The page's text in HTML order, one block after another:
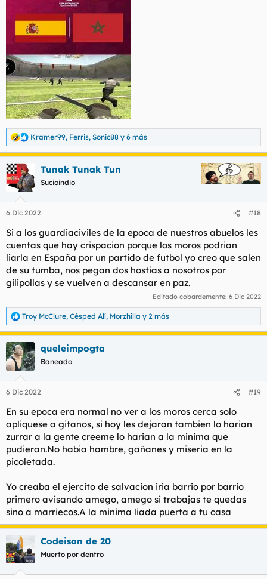
R
e
a
c
c
i
e
s
:
Kramer99, Ferris, Sonic88 y 6 más
Tunak Tunak Tun
Sucioindio
6 Dic 2022 #18
Si a los guardiaciviles de la epoca de nuestros abuelos les
cuentas que hay crispacion porque los moros podrian
liarla en España por un partido de futbol yo creo que salen
de su tumba, nos pegan dos hostias a nosotros por
gilipollas y se vuelven a descansar en paz.
Editado cobardemente: 6 Dic 2022
R
e
a
c
c
i
e
:
Troy McClure, Césped Alí, Morzhilla y 2 más
queleimpogta
Baneado
6 Dic 2022 #19
En su epoca era normal no ver a los moros cerca solo
apliquese a gitanos, si hoy les dejaran tambien lo harian
zurrar a la gente creeme lo harian a la minima que
pudieran.No habia hambre, gañanes y miseria en la
picoletada.
Yo creaba el ejercito de salvacion iria barrio por barrio
primero avisando amego, amego si trabajas te quedas
sino a marriecos.A la minima liada puerta a tu casa
Codeisan de 20
Muerto por dentro